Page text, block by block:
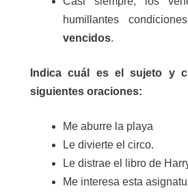
humillantes
vencidos.
Indica cuál es el sujeto y
siguientes oraciones:
Me aburre la playa
Le divierte el circo.
Le distrae el libro de
Me interesa esta